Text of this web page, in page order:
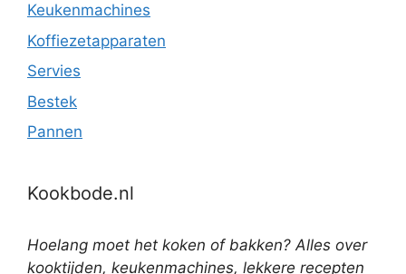
Keukenmachines
Koffiezetapparaten
Servies
Bestek
Pannen
Kookbode.nl
Hoelang moet het koken of bakken? Alles over
kooktijden, keukenmachines, lekkere recepten